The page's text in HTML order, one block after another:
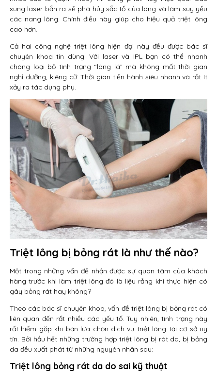
xung laser bắn ra sẽ phá hủy sắc tố của lông và làm suy yếu
các nang lông. Chính điều này giúp cho hiệu quả triệt lông
cao hơn.
Cả hai công nghệ triệt lông hiện đại này đều được bác sĩ
chuyên khoa tin dùng. Với laser và IPL bạn có thể nhanh
chóng loại bỏ tình trạng “lông lá” mà không mất thời gian
nghỉ dưỡng, kiêng cữ. Thời gian tiến hành siêu nhanh và rất ít
xảy ra tác dụng phụ.
Triệt lông bị bỏng rát là như thế nào?
Một trong những vấn đề nhận được sự quan tâm của khách
hàng trước khi làm triệt lông đó là liệu rằng khi thực hiện có
gây bỏng rát hay không?
Theo các bác sĩ chuyên khoa, vấn đề triệt lông bị bỏng rát có
liên quan đến rất nhiều các yếu tố. Tuy nhiên, tình trạng này
rất hiếm gặp khi bạn lựa chọn dịch vụ triệt lông tại cơ sở uy
tín. Bởi hầu hết những trường hợp triệt lông bị rát da, bị bỏng
da đều xuất phát từ những nguyên nhân sau:
Triệt lông bỏng rát da do sai kỹ thuật